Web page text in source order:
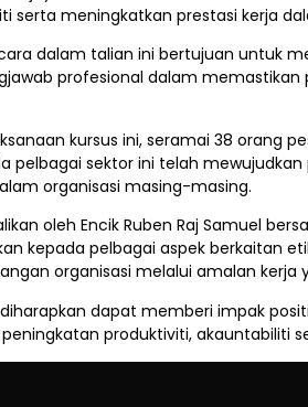
serta meningkatkan prestasi kerja
dalam talian ini bertujuan untuk
profesional dalam
kursus ini, seramai 38 orang
pelbagai sektor ini telah
organisasi masing-masing.
oleh Encik Ruben Raj Samuel
kepada pelbagai aspek berkaitan
organisasi melalui amalan kerja
diharapkan dapat memberi impak
produktiviti, akauntabiliti